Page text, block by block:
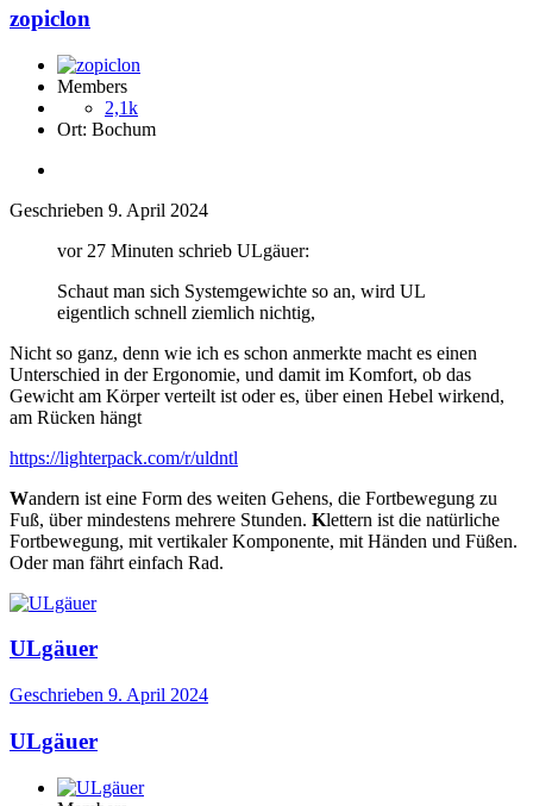
zopiclon
Members
2,1k
Ort: Bochum
Geschrieben 9. April 2024
vor 27 Minuten schrieb ULgäuer:
Schaut man sich Systemgewichte so an, wird UL
eigentlich schnell ziemlich nichtig,
Nicht so ganz, denn wie ich es schon anmerkte macht es einen
Unterschied in der Ergonomie, und damit im Komfort, ob das
Gewicht am Körper verteilt ist oder es, über einen Hebel wirkend,
am Rücken hängt
https://lighterpack.com/r/uldntl
Wandern ist eine Form des weiten Gehens, die Fortbewegung zu
Fuß, über mindestens mehrere Stunden. Klettern ist die natürliche
Fortbewegung, mit vertikaler Komponente, mit Händen und Füßen.
Oder man fährt einfach Rad.
ULgäuer
Geschrieben 9. April 2024
ULgäuer